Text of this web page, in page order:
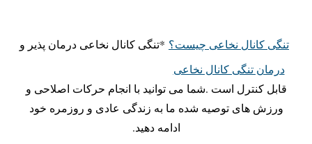
تنگی کانال نخاعی چیست؟
درمان تنگی کانال نخاعی
*تنگی کانال نخاعی درمان پذیر و
قابل کنترل است .شما می توانید با انجام حرکات اصلاحی و
ورزش های توصیه شده ما به زندگی عادی و روزمره خود
ادامه دهید.